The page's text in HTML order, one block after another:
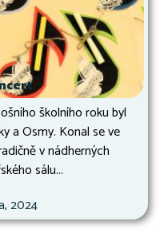
školního roku byl
a Osmy. Konal se ve
v nádherných
sálu...
2024